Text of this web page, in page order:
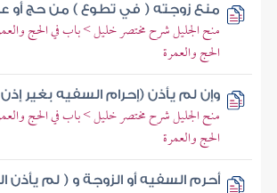
منع زوجته ( في تطوع ) من حج أو
منح الجليل شرح مختصر خليل > باب في الحج
الحج والعمرة
وإن لم يأذن (إحرام السفيه بغير
منح الجليل شرح مختصر خليل > باب في الحج
الحج والعمرة
أحرم السفيه أو الزوجة و ( لم يأذن